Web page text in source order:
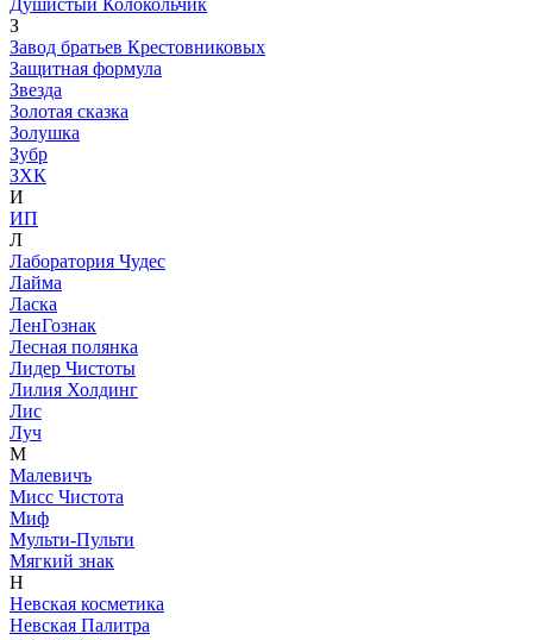
Душистый Колокольчик
З
Завод братьев Крестовниковых
Защитная формула
Звезда
Золотая сказка
Золушка
Зубр
ЗХК
И
ИП
Л
Лаборатория Чудес
Лайма
Ласка
ЛенГознак
Лесная полянка
Лидер Чистоты
Лилия Холдинг
Лис
Луч
М
Малевичъ
Мисс Чистота
Миф
Мульти-Пульти
Мягкий знак
Н
Невская косметика
Невская Палитра